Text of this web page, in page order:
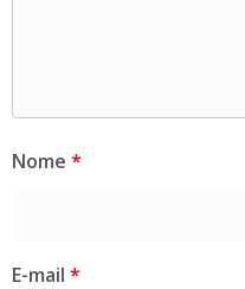
Nome *
E-mail *